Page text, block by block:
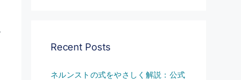
Recent Posts
ネルンストの式をやさしく解説：公式